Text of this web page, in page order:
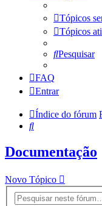
Tópicos
Tópicos
Pesquisar
FAQ
Entrar
Índice do fórum
Pesquisar
Documentação
Novo Tópico